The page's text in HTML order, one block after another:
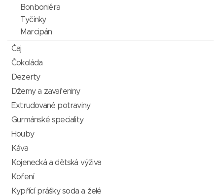
Bonboniéra
Tyčinky
Marcipán
Čaj
Čokoláda
Dezerty
Džemy a zavařeniny
Extrudované potraviny
Gurmánské speciality
Houby
Káva
Kojenecká a dětská výživa
Koření
Kypřící prášky, soda a želé